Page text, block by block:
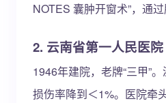
NOTES 囊肿开窗术”，通
2. 云南省第一人民医院
1946年建院，老牌“三甲”
损伤率降到＜1%。医院牵